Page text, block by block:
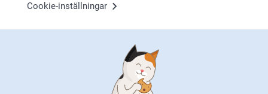
Cookie-inställningar